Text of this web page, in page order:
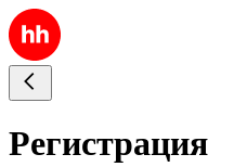
Регистрация